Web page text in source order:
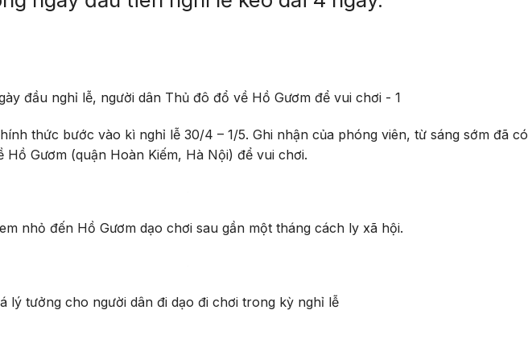
thức bước vào kì nghỉ lễ 30/4 – 1/5. Ghi nhận của phóng viên, từ sáng sớm đã có
Hồ Gươm (quận Hoàn Kiếm, Hà Nội) để vui chơi.
nhỏ đến Hồ Gươm dạo chơi sau gần một tháng cách ly xã hội.
lý tưởng cho người dân đi dạo đi chơi trong kỳ nghỉ lễ